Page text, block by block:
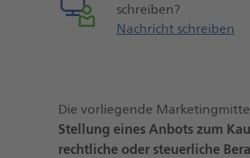
schreiben?
Nachricht schreiben
Die vorliegende
Stellung eines Anbots zum
rechtliche oder steuerliche